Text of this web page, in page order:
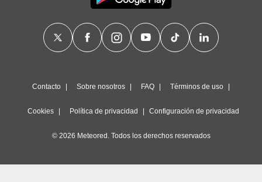
Contacto Sobre nosotros FAQ Términos de uso
Cookies Política de privacidad Configuración de privacidad
© 2026 Meteored. Todos los derechos reservados